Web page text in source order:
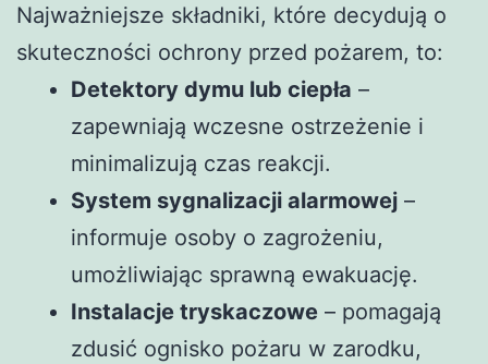
Najważniejsze składniki, które decydują o
skuteczności ochrony przed pożarem, to:
Detektory dymu lub ciepła –
zapewniają wczesne ostrzeżenie i
minimalizują czas reakcji.
System sygnalizacji alarmowej –
informuje osoby o zagrożeniu,
umożliwiając sprawną ewakuację.
Instalacje tryskaczowe – pomagają
zdusić ognisko pożaru w zarodku,